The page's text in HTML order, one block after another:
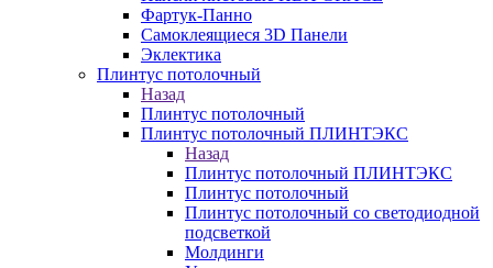
Фартук-Панно
Самоклеящиеся 3D Панели
Эклектика
Плинтус потолочный
Назад
Плинтус потолочный
Плинтус потолочный ПЛИНТЭКС
Назад
Плинтус потолочный ПЛИНТЭКС
Плинтус потолочный
Плинтус потолочный со светодиодной
подсветкой
Молдинги